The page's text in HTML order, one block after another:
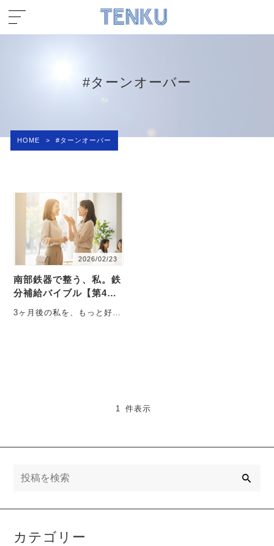
#ターンオーバー
HOME > #ターンオーバー
2026/02/23
南部鉄器で整う、私。鉄
分補給バイブル【第4
3ヶ月後の私を、もっと好き
1 件表示
カテゴリー